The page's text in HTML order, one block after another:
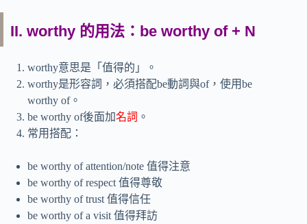
II. worthy 的用法：be worthy of + N
worthy意思是「值得的」。
worthy是形容詞，必須搭配be動詞與of，使用be
worthy of。
be worthy of後面加名詞 。
常用搭配：
be worthy of attention/note 值得注意
be worthy of respect 值得尊敬
be worthy of trust 值得信任
be worthy of a visit 值得拜訪